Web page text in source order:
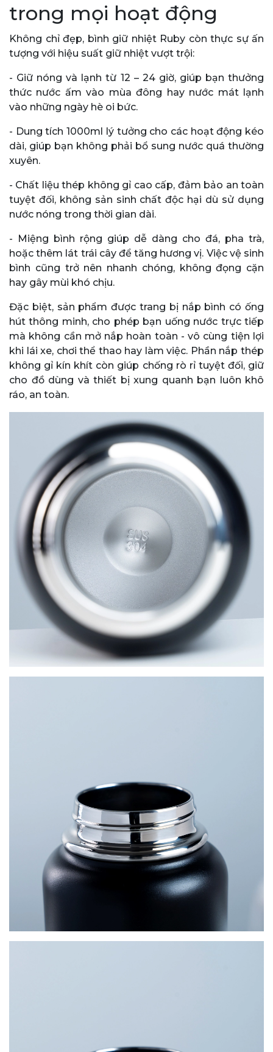
trong mọi hoạt động
Không chỉ đẹp, bình giữ nhiệt Ruby còn thực sự ấn
tượng với hiệu suất giữ nhiệt vượt trội:
- Giữ nóng và lạnh từ 12 – 24 giờ, giúp bạn thưởng
thức nước ấm vào mùa đông hay nước mát lạnh
vào những ngày hè oi bức.
- Dung tích 1000ml lý tưởng cho các hoạt động kéo
dài, giúp bạn không phải bổ sung nước quá thường
xuyên.
- Chất liệu thép không gỉ cao cấp, đảm bảo an toàn
tuyệt đối, không sản sinh chất độc hại dù sử dụng
nước nóng trong thời gian dài.
- Miệng bình rộng giúp dễ dàng cho đá, pha trà,
hoặc thêm lát trái cây để tăng hương vị. Việc vệ sinh
bình cũng trở nên nhanh chóng, không đọng cặn
hay gây mùi khó chịu.
Đặc biệt, sản phẩm được trang bị nắp bình có ống
hút thông minh, cho phép bạn uống nước trực tiếp
mà không cần mở nắp hoàn toàn - vô cùng tiện lợi
khi lái xe, chơi thể thao hay làm việc. Phần nắp thép
không gỉ kín khít còn giúp chống rò rỉ tuyệt đối, giữ
cho đồ dùng và thiết bị xung quanh bạn luôn khô
ráo, an toàn.